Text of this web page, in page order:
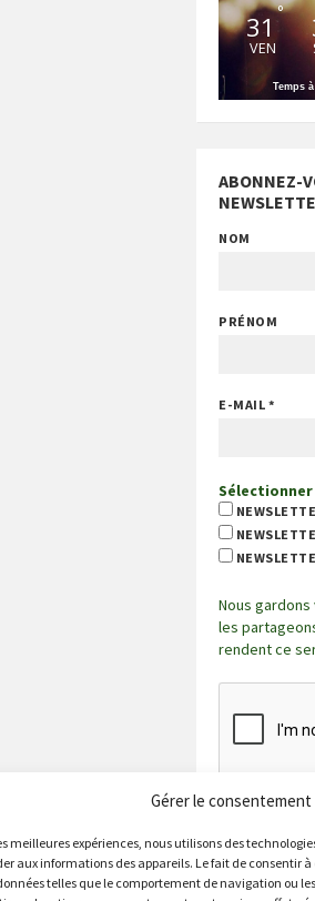
Gérer le consentement
meilleures expériences, nous utilisons des
aux informations des appareils. Le fait de consentir
telles que le comportement de navigation ou
31 °
VEN
Temps
ABONNEZ-
NOM
PRÉNOM
E-MAIL *
Nous
les
rendent ce